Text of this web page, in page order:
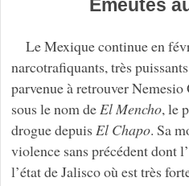
Émeutes
Le Mexique continue en
narcotrafiquants, très
parvenue à retrouver
sous le nom de El Mencho, le
drogue depuis El Chapo. Sa
violence sans précédent dont
l’état de Jalisco où est très